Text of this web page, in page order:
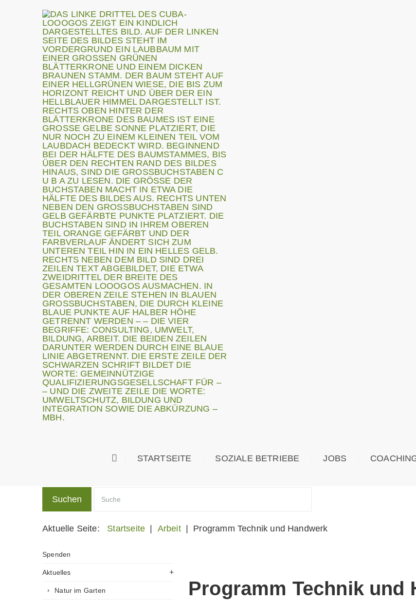
STARTSEITE SOZIALE BETRIEBE JOBS
Suchen
Aktuelle Seite: Startseite Arbeit Programm Technik und Handwerk
Programm Technik und
Spenden
Aktuelles
Natur im Garten